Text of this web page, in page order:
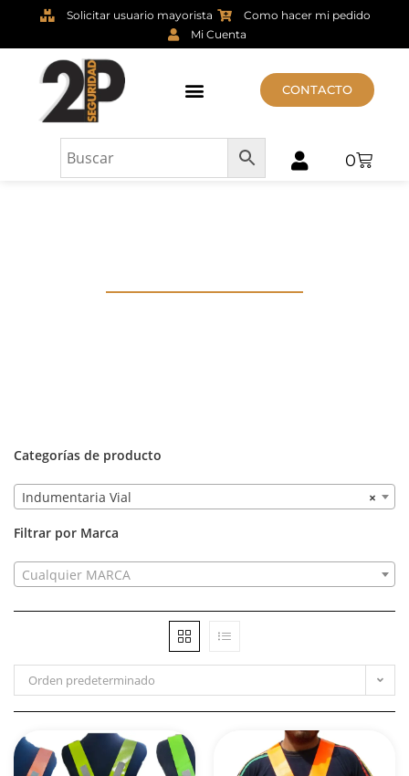
Solicitar usuario mayorista
Como hacer mi pedido
Mi Cuenta
CONTACTO
0
Categorías de producto
×
Indumentaria Vial
Filtrar por Marca
Cualquier MARCA
Orden predeterminado